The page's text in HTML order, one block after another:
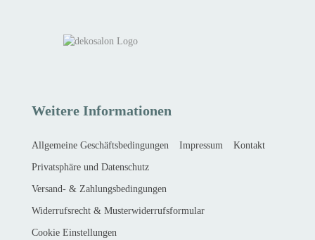
Weitere Informationen
Allgemeine Geschäftsbedingungen Impressum Kontakt
Privatsphäre und Datenschutz
Versand- & Zahlungsbedingungen
Widerrufsrecht & Musterwiderrufsformular
Cookie Einstellungen